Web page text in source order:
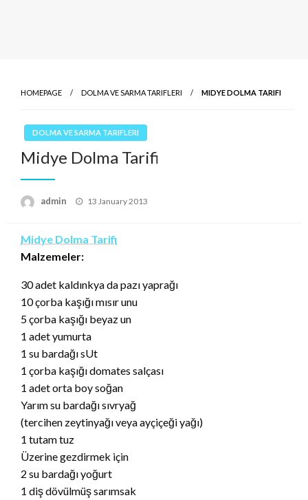
HOMEPAGE DOLMA VE SARMA TARIFLERI MIDYE DOLMA TARIFI
DOLMA VE SARMA TARIFLERI
Midye Dolma Tarifi
admin
Posted
13 January 2013
Midye Dolma Tarifi
Malzemeler:
30 adet kaldınkya da pazı yaprağı
10 çorba kaşığı mısır unu
5 çorba kaşığı beyaz un
1 adet yumurta
1 su bardağı sUt
1 çorba kaşığı domates salçası
1 adet orta boy soğan
Yarım su bardağı sıvryağ
(tercihen zeytinyağı veya ayçiçeği yağı)
1 tutam tuz
Üzerine gezdirmek için
2 su bardağı yoğurt
1 diş dövülmüş sarımsak